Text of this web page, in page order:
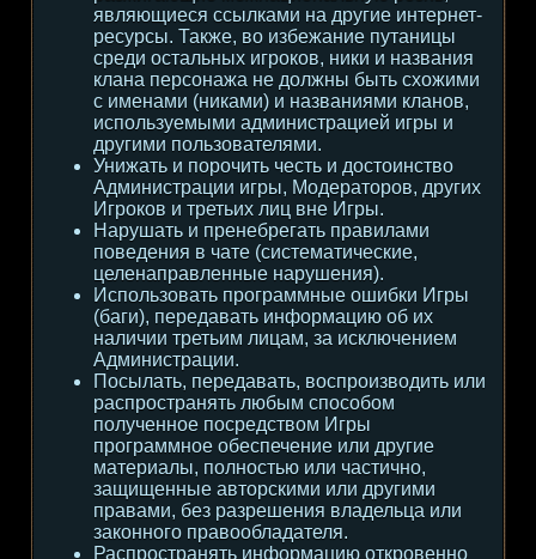
являющиеся ссылками на другие интернет-
ресурсы. Также, во избежание путаницы
среди остальных игроков, ники и названия
клана персонажа не должны быть схожими
с именами (никами) и названиями кланов,
используемыми администрацией игры и
другими пользователями.
Унижать и порочить честь и достоинство
Администрации игры, Модераторов, других
Игроков и третьих лиц вне Игры.
Нарушать и пренебрегать правилами
поведения в чате (систематические,
целенаправленные нарушения).
Использовать программные ошибки Игры
(баги), передавать информацию об их
наличии третьим лицам, за исключением
Администрации.
Посылать, передавать, воспроизводить или
распространять любым способом
полученное посредством Игры
программное обеспечение или другие
материалы, полностью или частично,
защищенные авторскими или другими
правами, без разрешения владельца или
законного правообладателя.
Распространять информацию откровенно